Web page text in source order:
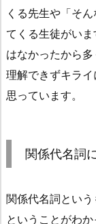
くる先生や「そ
てくる生徒がい
はなかったから
理解できずキラ
思っています。
関係代名詞
関係代名詞という
ということがわ